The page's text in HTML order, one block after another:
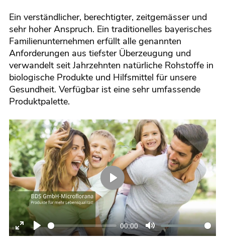
Ein verständlicher, berechtigter, zeitgemässer und
sehr hoher Anspruch. Ein traditionelles bayerisches
Familienunternehmen erfüllt alle genannten
Anforderungen aus tiefster Überzeugung und
verwandelt seit Jahrzehnten natürliche Rohstoffe in
biologische Produkte und Hilfsmittel für unsere
Gesundheit. Verfügbar ist eine sehr umfassende
Produktpalette.
EnterPlay
00:00
Mute
Play